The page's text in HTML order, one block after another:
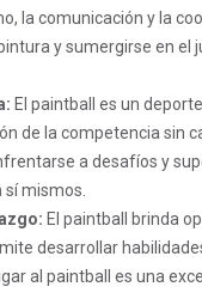
la comunicación y la
y sumergirse en
El paintball es un
de la competencia sin
a desafíos y
mismos.
El paintball brinda
desarrollar
al paintball es una